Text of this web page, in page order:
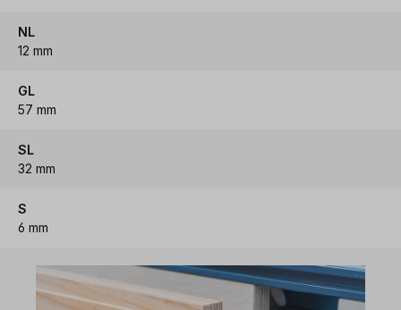
NL
12 mm
GL
57 mm
SL
32 mm
S
6 mm